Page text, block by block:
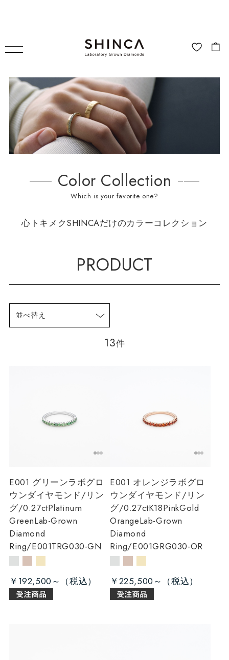
Color Collection
Which is your favorite one?
心トキメクSHINCAだけのカラーコレクション
PRODUCT
並べ替え
13件
E001 グリーンラボグロ
ウンダイヤモンド/リン
グ/0.27ctPlatinum
GreenLab-Grown
Diamond
Ring/E001TRG030-GN
￥192,500～
E001 オレンジラボグロ
ウンダイヤモンド/リン
グ/0.27ctK18PinkGold
OrangeLab-Grown
Diamond
Ring/E001GRG030-OR
￥225,500～